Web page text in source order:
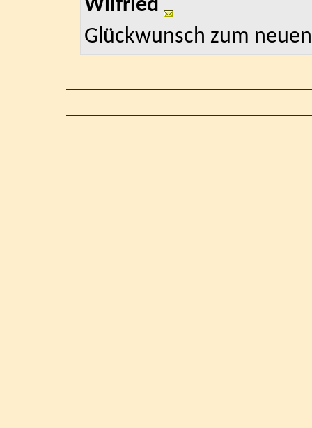
Wilfried
Glückwunsch zum